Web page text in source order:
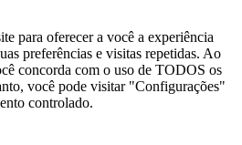
para oferecer a você a experiência
preferências e visitas repetidas. Ao
concorda com o uso de TODOS os
você pode visitar "Configurações"
controlado.